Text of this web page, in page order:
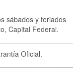
sábados y feriados
Capital Federal.
Oficial.